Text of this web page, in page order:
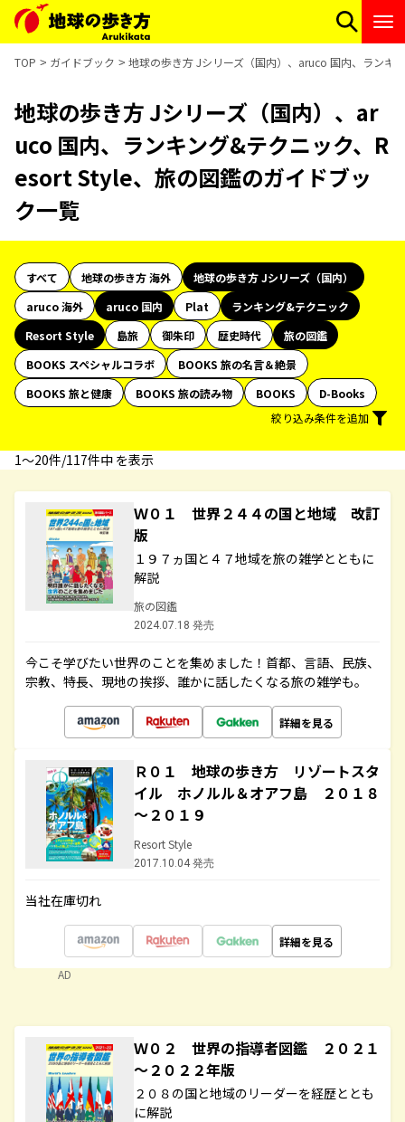
TOP ガイドブック 地球の歩き方 Jシリーズ（国内）、aruco 国内、ランキ
地球の歩き方 Jシリーズ（国内）、ar
uco 国内、ランキング&テクニック、R
esort Style、旅の図鑑のガイドブッ
ク一覧
すべて 地球の歩き方 海外
地球の歩き方 Jシリーズ（国内）
aruco 海外
aruco 国内 Plat
ランキング&テクニック
Resort Style
島旅 御朱印 歴史時代
旅の図鑑
BOOKS スペシャルコラボ
BOOKS 旅の名言＆絶景
BOOKS 旅と健康
BOOKS 旅の読み物 BOOKS
D-Books
絞り込み条件を追加
1〜20件/117件中 を表示
Ｗ０１ 世界２４４の国と地域 改訂
版
１９７ヵ国と４７地域を旅の雑学とともに
解説
旅の図鑑
2024.07.18 発売
今こそ学びたい世界のことを集めました！首都、言語、民族、
宗教、特長、現地の挨拶、誰かに話したくなる旅の雑学も。
詳細を見る
Ｒ０１ 地球の歩き方 リゾートスタ
イル ホノルル＆オアフ島 ２０１８
～２０１９
Resort Style
2017.10.04 発売
当社在庫切れ
詳細を見る
AD
Ｗ０２ 世界の指導者図鑑 ２０２１
～２０２２年版
２０８の国と地域のリーダーを経歴ととも
に解説